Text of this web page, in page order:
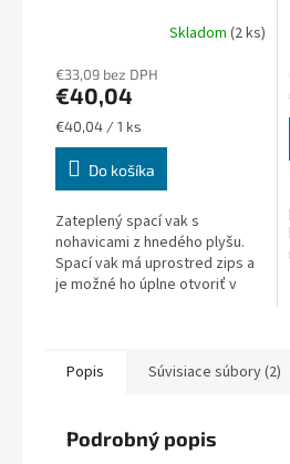
Skladom (2 ks)
€33,09 bez DPH
€40,04
Jednotková
cena:
€40,04 / 1 ks
Do košíka
Zateplený spací vak s
nohavicami z hnedého plyšu.
Spací vak má uprostred zips a
je možné ho úplne otvoriť v
Popis Súvisiace súbory (2)
Podrobný popis